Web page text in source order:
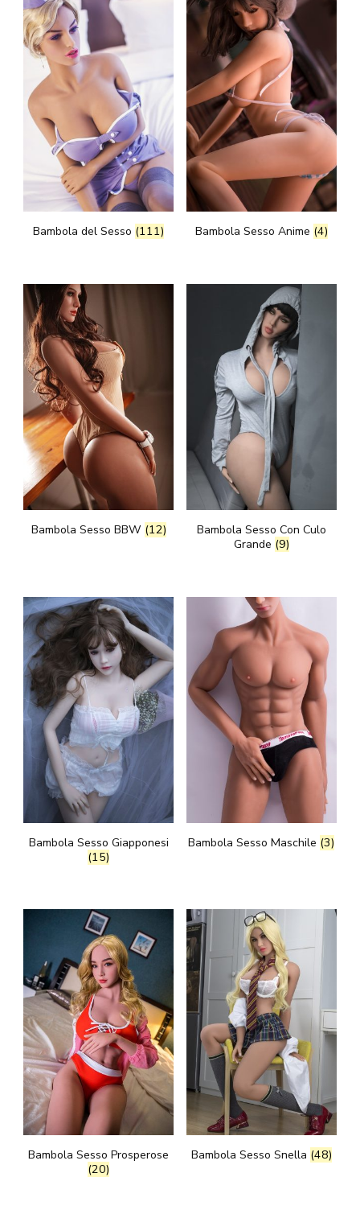
Bambola del Sesso (111) Bambola Sesso Anime (4)
Bambola Sesso BBW (12)
Bambola Sesso Con Culo
Grande (9)
Bambola Sesso Giapponesi
(15)
Bambola Sesso Maschile (3)
Bambola Sesso Prosperose
(20)
Bambola Sesso Snella (48)